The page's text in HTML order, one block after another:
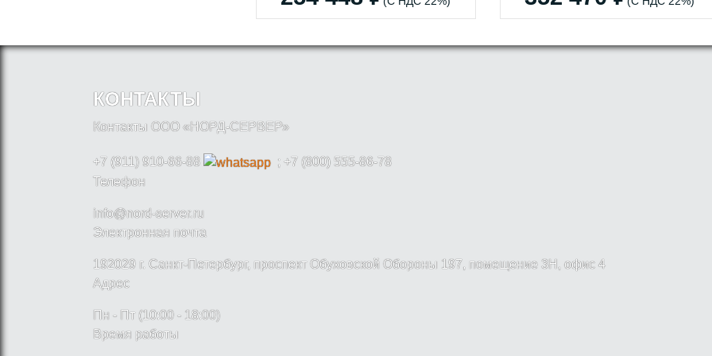
КОНТАКТЫ
Контакты ООО «НОРД-СЕРВЕР»
+7 (911) 910-66-88
; +7 (800) 555-86-78
Телефон
info@nord-server.ru
Электронная почта
192029 г. Санкт-Петербург, проспект Обуховской Обороны 197, помещение 3Н, офис 4
Адрес
Пн - Пт (10:00 - 18:00)
Время работы